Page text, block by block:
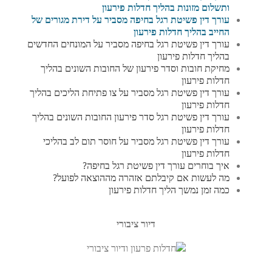
ותשלום מזונות בהליך חדלות פירעון
עורך דין פשיטת רגל בחיפה מסביר על דירת מגורים של
החייב בהליך חדלות פירעון
עורך דין פשיטת רגל בחיפה מסביר על המונחים החדשים
בהליך חדלות פירעון
מחיקת חובות וסדר פירעון של החובות השונים בהליך
חדלות פירעון
עורך דין פשיטת רגל מסביר על צו פתיחת הליכים בהליך
חדלות פירעון
עורך דין פשיטת רגל סדר פירעון החובות השונים בהליך
חדלות פירעון
עורך דין פשיטת רגל מסביר על חוסר תום לב בהליכי
חדלות פירעון
איך בוחרים עורך דין פשיטת רגל בחיפה?
מה לעשות אם קיבלתם אזהרה מההוצאה לפועל?
כמה זמן נמשך הליך חדלות פירעון
דיור ציבורי